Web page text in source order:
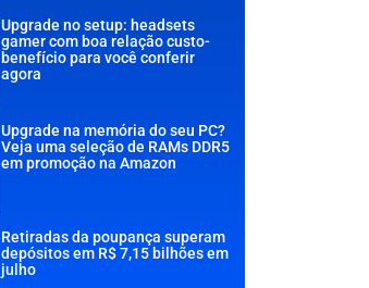
Upgrade no setup: headsets
gamer com boa relação custo-
benefício para você conferir
agora
Upgrade na memória do seu PC?
Veja uma seleção de RAMs DDR5
em promoção na Amazon
Retiradas da poupança superam
depósitos em R$ 7,15 bilhões em
julho